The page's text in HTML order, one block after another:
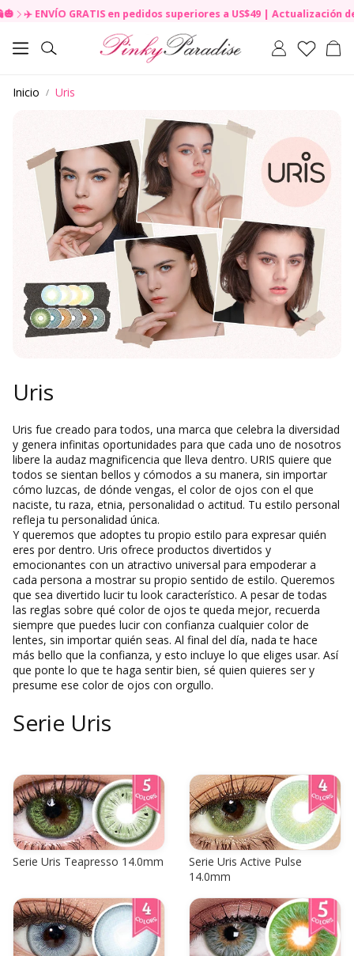
R
en pedidos superiores a US$49 | Actualización de Envío 🍄
Buscar
Inicio Uris
Uris
Uris fue creado para todos, una marca que celebra la diversidad
y genera infinitas oportunidades para que cada uno de nosotros
libere la audaz magnificencia que lleva dentro. URIS quiere que
todos se sientan bellos y cómodos a su manera, sin importar
cómo luzcas, de dónde vengas, el color de ojos con el que
naciste, tu raza, etnia, personalidad o actitud. Tu estilo personal
refleja tu personalidad única.
Y queremos que adoptes tu propio estilo para expresar quién
eres por dentro. Uris ofrece productos divertidos y
emocionantes con un atractivo universal para empoderar a
cada persona a mostrar su propio sentido de estilo. Queremos
que sea divertido lucir tu look característico. A pesar de todas
las reglas sobre qué color de ojos te queda mejor, recuerda
siempre que puedes lucir con confianza cualquier color de
lentes, sin importar quién seas. Al final del día, nada te hace
más bello que la confianza, y esto incluye lo que eliges usar. Así
que ponte lo que te haga sentir bien, sé quien quieres ser y
presume ese color de ojos con orgullo.
Serie Uris
Serie Uris Teapresso 14.0mm
Serie Uris Active Pulse
14.0mm